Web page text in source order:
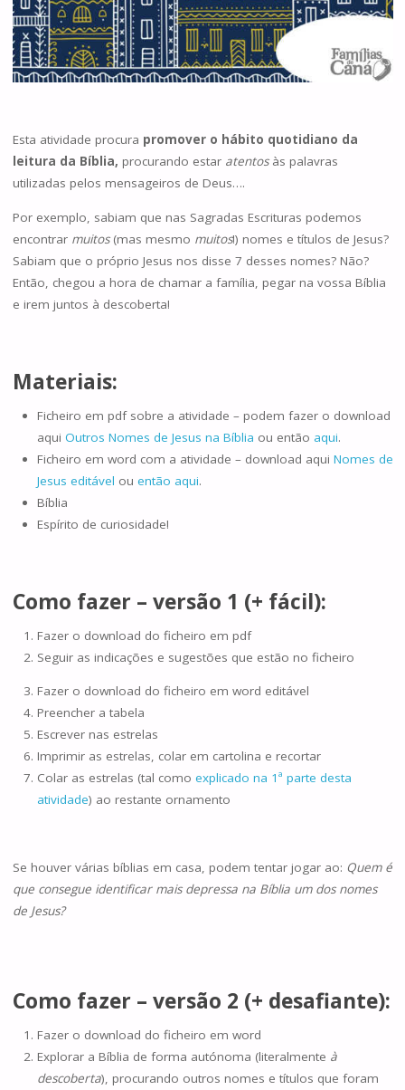
Esta atividade procura promover o hábito quotidiano da
leitura da Bíblia, procurando estar atentosàs palavras
utilizadas pelos mensageiros de Deus….
Por exemplo, sabiam que nas Sagradas Escrituras podemos
encontrar muitos(mas mesmo muitos!) nomes e títulos de Jesus?
Sabiam que o próprio Jesus nos disse 7 desses nomes? Não?
Então, chegou a hora de chamar a família, pegar na vossa Bíblia
e irem juntos à descoberta!
Materiais:
Ficheiro em pdf sobre a atividade – podem fazer o download
aqui Outros Nomes de Jesus na Bíblia ou então aqui.
Ficheiro em word com a atividade – download aqui Nomes de
Jesus editável ou então aqui.
Bíblia
Espírito de curiosidade!
Como fazer – versão 1 (+ fácil):
Fazer o download do ficheiro em pdf
Seguir as indicações e sugestões que estão no ficheiro
Fazer o download do ficheiro em word editável
Preencher a tabela
Escrever nas estrelas
Imprimir as estrelas, colar em cartolina e recortar
Colar as estrelas (tal como explicado na 1ª parte desta
atividade) ao restante ornamento
Se houver várias bíblias em casa, podem tentar jogar ao: Quem é
que consegue identificar mais depressa na Bíblia um dos nomes
de Jesus?
Como fazer – versão 2 (+ desafiante):
Fazer o download do ficheiro em word
Explorar a Bíblia de forma autónoma (literalmente à
descoberta), procurando outros nomes e títulos que foram